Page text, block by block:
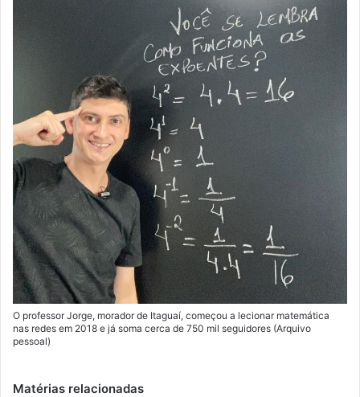
O professor Jorge, morador de Itaguaí, começou a lecionar matemática
nas redes em 2018 e já soma cerca de 750 mil seguidores (Arquivo
pessoal)
Matérias relacionadas